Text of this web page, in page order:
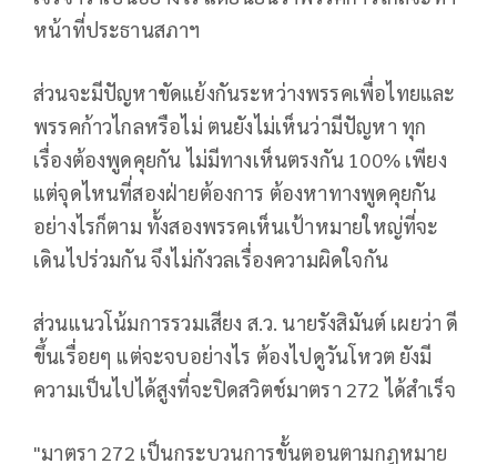
หน้าที่ประธานสภาฯ
ส่วนจะมีปัญหาขัดแย้งกันระหว่างพรรคเพื่อไทยและ
พรรคก้าวไกลหรือไม่ ตนยังไม่เห็นว่ามีปัญหา ทุก
เรื่องต้องพูดคุยกัน ไม่มีทางเห็นตรงกัน 100% เพียง
แต่จุดไหนที่สองฝ่ายต้องการ ต้องหาทางพูดคุยกัน
อย่างไรก็ตาม ทั้งสองพรรคเห็นเป้าหมายใหญ่ที่จะ
เดินไปร่วมกัน จึงไม่กังวลเรื่องความผิดใจกัน
ส่วนแนวโน้มการรวมเสียง ส.ว. นายรังสิมันต์ เผยว่า ดี
ขึ้นเรื่อยๆ แต่จะจบอย่างไร ต้องไปดูวันโหวต ยังมี
ความเป็นไปได้สูงที่จะปิดสวิตช์มาตรา 272 ได้สำเร็จ
"มาตรา 272 เป็นกระบวนการขั้นตอนตามกฎหมาย